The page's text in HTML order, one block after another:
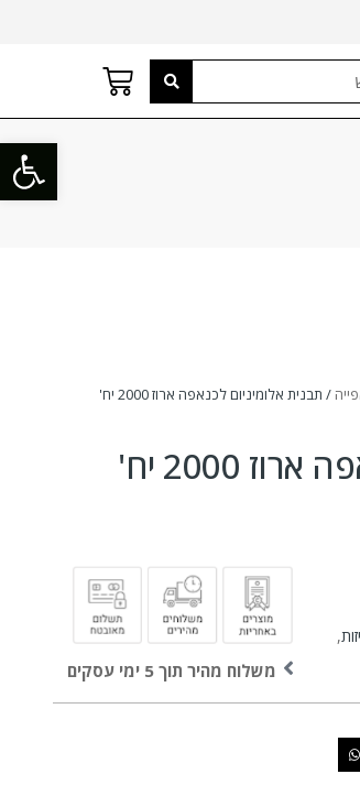
פתח
/ תבנית אלומיניום לכנאפה ארוז 2000 יח'
2000 יח'
,
משלוח מהיר תוך 5 ימי עסקים